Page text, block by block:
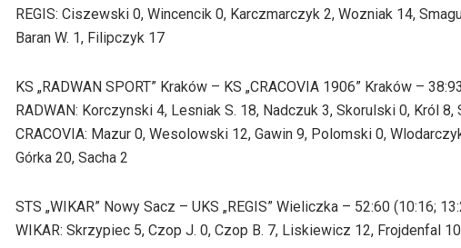
REGIS: Ciszewski 0, Wincencik 0, Karczmarczyk 2, Wozniak 14,
Baran W. 1, Filipczyk 17
KS „RADWAN SPORT” Kraków – KS „CRACOVIA 1906” Kraków –
RADWAN: Korczynski 4, Lesniak S. 18, Nadczuk 3, Skorulski 0, Król
CRACOVIA: Mazur 0, Wesolowski 12, Gawin 9, Polomski 0,
Górka 20, Sacha 2
STS „WIKAR” Nowy Sacz – UKS „REGIS” Wieliczka – 52:60 (10:16;
WIKAR: Skrzypiec 5, Czop J. 0, Czop B. 7, Liskiewicz 12, Frojdenfal